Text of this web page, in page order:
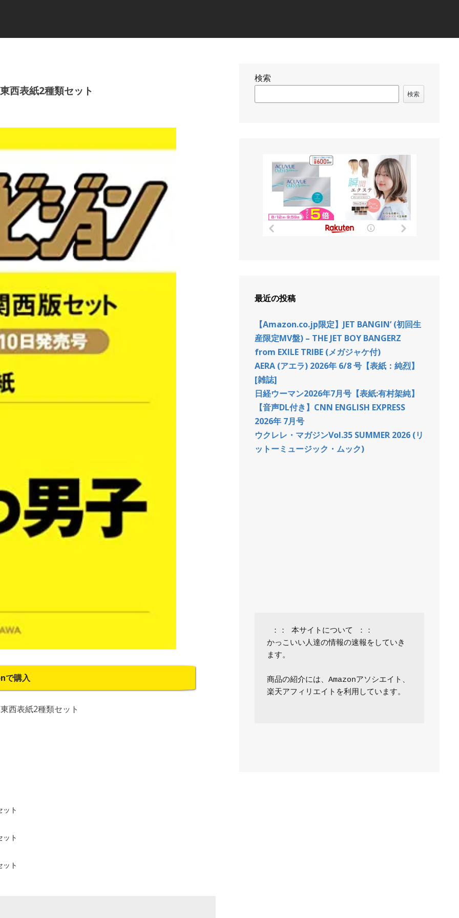
西表紙2種類セット
で購入
西表紙2種類セット
ト
ト
ト
検索
検索
最近の投稿
【Amazon.co.jp限定】JET BANGIN’ (初回生
産限定MV盤) – THE JET BOY BANGERZ
from EXILE TRIBE (メガジャケ付)
AERA (アエラ) 2026年 6/8 号【表紙：純烈】
[雑誌]
日経ウーマン2026年7月号【表紙:有村架純】
【音声DL付き】CNN ENGLISH EXPRESS
2026年 7月号
ウクレレ・マガジンVol.35 SUMMER 2026 (リ
ットーミュージック・ムック)
かっこいい人達の情報の速報をしていき
ます。
商品の紹介には、Amazonアソシエイト、
楽天アフィリエイトを利用しています。